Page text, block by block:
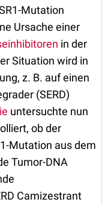
Mutation
Ursache einer
in der
Situation wird in
z. B. auf einen
(SERD)
untersuchte nun
ob der
Mutation aus dem
Tumor-DNA
Camizestrant